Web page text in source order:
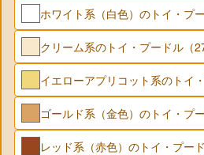
ホワイト系（白色）のトイ・プ
クリーム系のトイ・プードル（27
イエローアプリコット系のトイ
ゴールド系（金色）のトイ・プ
レッド系（赤色）のトイ・プー